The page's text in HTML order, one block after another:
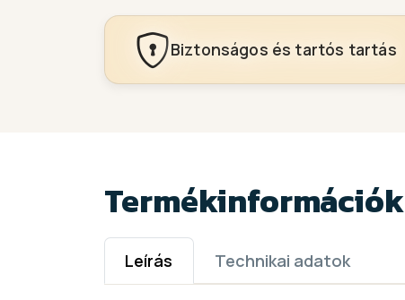
Biztonságos és tartós tartás
Termékinformációk
Leírás Technikai adatok